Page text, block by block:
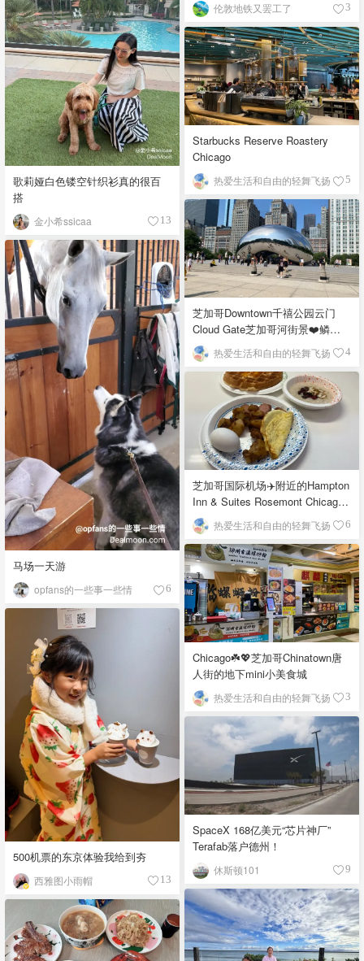
伦敦地铁又罢工了 3
歌莉娅白色镂空针织衫真的很百
搭
金小希ssicaa 13
Starbucks Reserve Roastery
Chicago
热爱生活和自由的轻舞飞扬 5
芝加哥Downtown千禧公园云门
Cloud Gate芝加哥河街景❤️鳞次
栉比的高楼
热爱生活和自由的轻舞飞扬 4
马场一天游
opfans的一些事一些情 6
芝加哥国际机场✈️附近的Hampton
Inn & Suites Rosemont Chicago
O'Hare自助早餐
热爱生活和自由的轻舞飞扬 6
Chicago☘️💖芝加哥Chinatown唐
人街的地下mini小美食城
热爱生活和自由的轻舞飞扬 3
500机票的东京体验我给到夯
西雅图小雨帽 13
SpaceX 168亿美元“芯片神厂”
Terafab落户德州！
休斯顿101 9